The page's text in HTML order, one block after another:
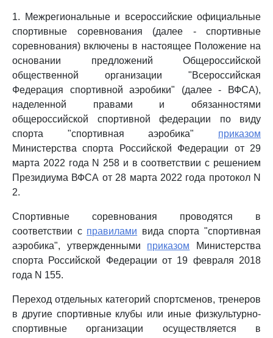
1. Межрегиональные и всероссийские официальные
спортивные соревнования (далее - спортивные
соревнования) включены в настоящее Положение на
основании предложений Общероссийской
общественной организации "Всероссийская
Федерация спортивной аэробики" (далее - ВФСА),
наделенной правами и обязанностями
общероссийской спортивной федерации по виду
спорта "спортивная аэробика" приказом
Министерства спорта Российской Федерации от 29
марта 2022 года N 258 и в соответствии с решением
Президиума ВФСА от 28 марта 2022 года протокол N
2.
Спортивные соревнования проводятся в
соответствии с правилами вида спорта "спортивная
аэробика", утвержденными приказом Министерства
спорта Российской Федерации от 19 февраля 2018
года N 155.
Переход отдельных категорий спортсменов, тренеров
в другие спортивные клубы или иные физкультурно-
спортивные организации осуществляется в